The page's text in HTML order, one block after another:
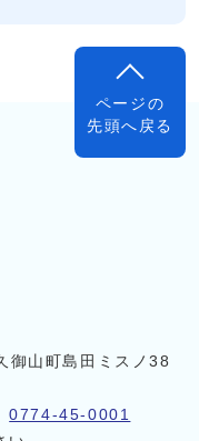
ページの
先頭へ戻る
山町島田ミスノ38
0774-45-0001